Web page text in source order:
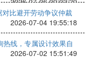
比避开劳动争议仲裁
2026-07-04 19:55:18
线，专属设计效果自
2026-07-02 15:51:49